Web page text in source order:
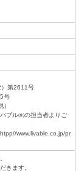
）第2611号
号
ブル㈱の担当者よりご
www.livable.co.jp/pr
きます。